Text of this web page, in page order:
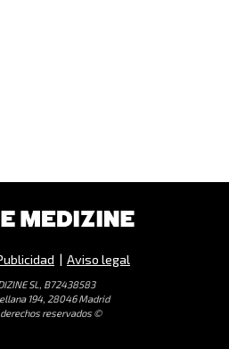
| Aviso legal
SL, B72438583
194, 28046 Madrid
derechos reservados ©